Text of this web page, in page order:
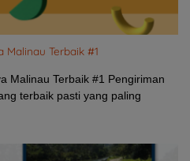
Malinau Terbaik #1
Malinau Terbaik #1 Pengiriman
terbaik pasti yang paling